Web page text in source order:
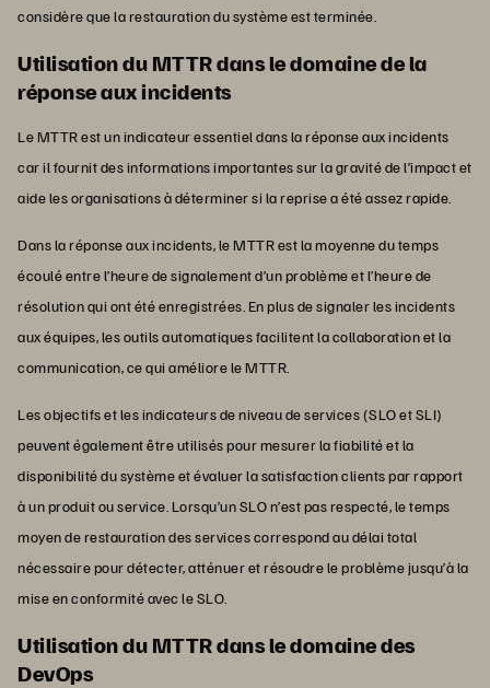
considère que la restauration du système est terminée.
Utilisation du MTTR dans le domaine de la
réponse aux incidents
Le MTTR est un indicateur essentiel dans la réponse aux incidents
car il fournit des informations importantes sur la gravité de l’impact et
aide les organisations à déterminer si la reprise a été assez rapide.
Dans la réponse aux incidents, le MTTR est la moyenne du temps
écoulé entre l’heure de signalement d’un problème et l’heure de
résolution qui ont été enregistrées. En plus de signaler les incidents
aux équipes, les outils automatiques facilitent la collaboration et la
communication, ce qui améliore le MTTR.
Les objectifs et les indicateurs de niveau de services (SLO et SLI)
peuvent également être utilisés pour mesurer la fiabilité et la
disponibilité du système et évaluer la satisfaction clients par rapport
à un produit ou service. Lorsqu’un SLO n’est pas respecté, le temps
moyen de restauration des services correspond au délai total
nécessaire pour détecter, atténuer et résoudre le problème jusqu’à la
mise en conformité avec le SLO.
Utilisation du MTTR dans le domaine des
DevOps